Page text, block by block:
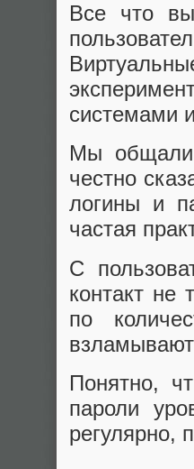
Все что
системами
Мы
честно
логины и
частая
С
контакт не
по
Понятно,
пароли
регулярно,